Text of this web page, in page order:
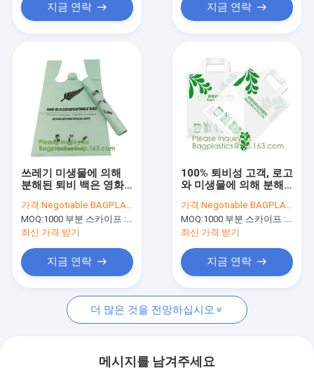
제품
우리에 대하여
공장 여행
인용문을 요구하세요
생분해 가능한 가방
생분해 가능한 슬라이드 지프백
지금 연락 지금 연락
쓰레기 미생물에 의해
분해된 퇴비 백은 영화
료를 줍니다
가격:Negotiable BAGPLASTICS@YAHOO.COM
MOQ:1000 부분 스카이프 : 마이데아르닐
최신 가격 받기
지금 연락
100% 퇴비성 고객, 로고
와 미생물에 의해 분해
Eco 전기 녹말 식물 미
생물에 의해 분해된 티
셔츠 가방
가격:Negotiable BAGPLASTICS@YAHOO.COM
MOQ:1000 부분 스카이프 : 마이데아르닐
최신 가격 받기
지금 연락
더 많은 것을 전망하십시오
메시지를 남겨주세요